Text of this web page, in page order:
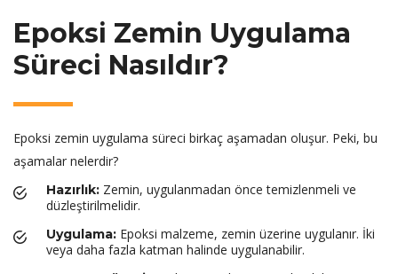
Epoksi Zemin Uygulama
Süreci Nasıldır?
Epoksi zemin uygulama süreci birkaç aşamadan oluşur. Peki, bu
aşamalar nelerdir?
Hazırlık: Zemin, uygulanmadan önce temizlenmeli ve
düzleştirilmelidir.
Uygulama: Epoksi malzeme, zemin üzerine uygulanır. İki
veya daha fazla katman halinde uygulanabilir.